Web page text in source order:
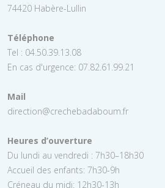
74420 Habère-Lullin
Téléphone
Tel : 04.50.39.13.08
En cas d'urgence: 07.82.61.99.21
Mail
direction@crechebadaboum.fr
Heures d’ouverture
Du lundi au vendredi : 7h30–18h30
Accueil des enfants: 7h30-9h
Créneau du midi: 12h30-13h